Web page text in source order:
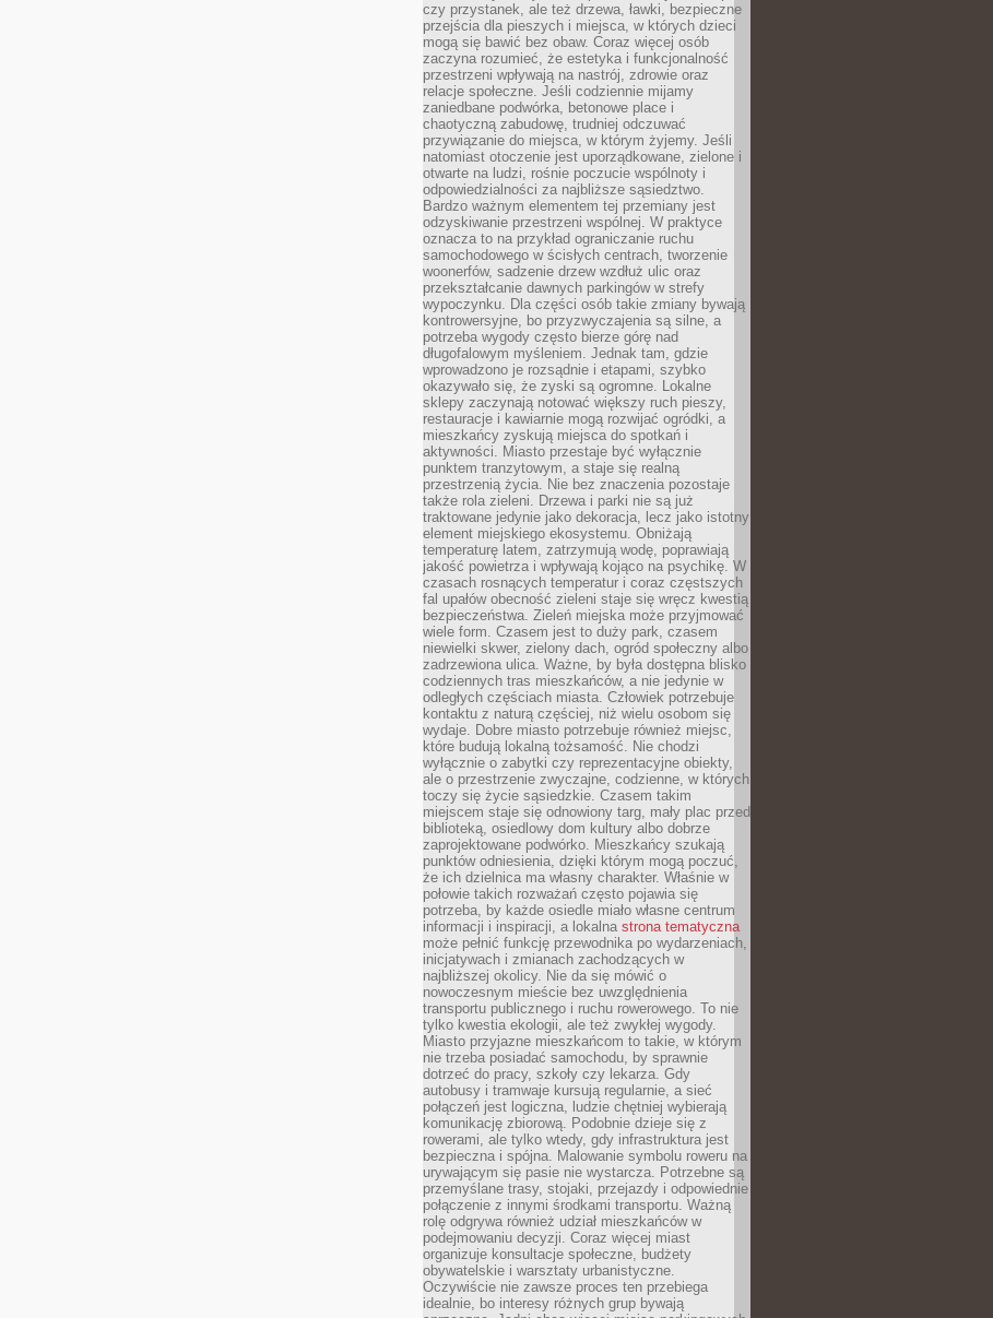
czy przystanek, ale też drzewa, ławki, bezpieczne
przejścia dla pieszych i miejsca, w których dzieci
mogą się bawić bez obaw. Coraz więcej osób
zaczyna rozumieć, że estetyka i funkcjonalność
przestrzeni wpływają na nastrój, zdrowie oraz
relacje społeczne. Jeśli codziennie mijamy
zaniedbane podwórka, betonowe place i
chaotyczną zabudowę, trudniej odczuwać
przywiązanie do miejsca, w którym żyjemy. Jeśli
natomiast otoczenie jest uporządkowane, zielone i
otwarte na ludzi, rośnie poczucie wspólnoty i
odpowiedzialności za najbliższe sąsiedztwo.
Bardzo ważnym elementem tej przemiany jest
odzyskiwanie przestrzeni wspólnej. W praktyce
oznacza to na przykład ograniczanie ruchu
samochodowego w ścisłych centrach, tworzenie
woonerfów, sadzenie drzew wzdłuż ulic oraz
przekształcanie dawnych parkingów w strefy
wypoczynku. Dla części osób takie zmiany bywają
kontrowersyjne, bo przyzwyczajenia są silne, a
potrzeba wygody często bierze górę nad
długofalowym myśleniem. Jednak tam, gdzie
wprowadzono je rozsądnie i etapami, szybko
okazywało się, że zyski są ogromne. Lokalne
sklepy zaczynają notować większy ruch pieszy,
restauracje i kawiarnie mogą rozwijać ogródki, a
mieszkańcy zyskują miejsca do spotkań i
aktywności. Miasto przestaje być wyłącznie
punktem tranzytowym, a staje się realną
przestrzenią życia. Nie bez znaczenia pozostaje
także rola zieleni. Drzewa i parki nie są już
traktowane jedynie jako dekoracja, lecz jako istotny
element miejskiego ekosystemu. Obniżają
temperaturę latem, zatrzymują wodę, poprawiają
jakość powietrza i wpływają kojąco na psychikę. W
czasach rosnących temperatur i coraz częstszych
fal upałów obecność zieleni staje się wręcz kwestią
bezpieczeństwa. Zieleń miejska może przyjmować
wiele form. Czasem jest to duży park, czasem
niewielki skwer, zielony dach, ogród społeczny albo
zadrzewiona ulica. Ważne, by była dostępna blisko
codziennych tras mieszkańców, a nie jedynie w
odległych częściach miasta. Człowiek potrzebuje
kontaktu z naturą częściej, niż wielu osobom się
wydaje. Dobre miasto potrzebuje również miejsc,
które budują lokalną tożsamość. Nie chodzi
wyłącznie o zabytki czy reprezentacyjne obiekty,
ale o przestrzenie zwyczajne, codzienne, w których
toczy się życie sąsiedzkie. Czasem takim
miejscem staje się odnowiony targ, mały plac przed
biblioteką, osiedlowy dom kultury albo dobrze
zaprojektowane podwórko. Mieszkańcy szukają
punktów odniesienia, dzięki którym mogą poczuć,
że ich dzielnica ma własny charakter. Właśnie w
połowie takich rozważań często pojawia się
potrzeba, by każde osiedle miało własne centrum
informacji i inspiracji, a lokalna strona tematyczna
może pełnić funkcję przewodnika po wydarzeniach,
inicjatywach i zmianach zachodzących w
najbliższej okolicy. Nie da się mówić o
nowoczesnym mieście bez uwzględnienia
transportu publicznego i ruchu rowerowego. To nie
tylko kwestia ekologii, ale też zwykłej wygody.
Miasto przyjazne mieszkańcom to takie, w którym
nie trzeba posiadać samochodu, by sprawnie
dotrzeć do pracy, szkoły czy lekarza. Gdy
autobusy i tramwaje kursują regularnie, a sieć
połączeń jest logiczna, ludzie chętniej wybierają
komunikację zbiorową. Podobnie dzieje się z
rowerami, ale tylko wtedy, gdy infrastruktura jest
bezpieczna i spójna. Malowanie symbolu roweru na
urywającym się pasie nie wystarcza. Potrzebne są
przemyślane trasy, stojaki, przejazdy i odpowiednie
połączenie z innymi środkami transportu. Ważną
rolę odgrywa również udział mieszkańców w
podejmowaniu decyzji. Coraz więcej miast
organizuje konsultacje społeczne, budżety
obywatelskie i warsztaty urbanistyczne.
Oczywiście nie zawsze proces ten przebiega
idealnie, bo interesy różnych grup bywają